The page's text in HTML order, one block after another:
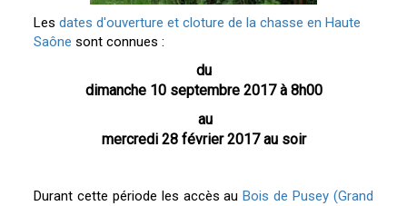
Lesdates d'ouverture et cloture de la chasse en Haute
Saône sont connues :
du
dimanche 10 septembre 2017 à 8h00
au
mercredi 28 février 2017 au soir
Durant cette période les accès au Bois de Pusey (Grand